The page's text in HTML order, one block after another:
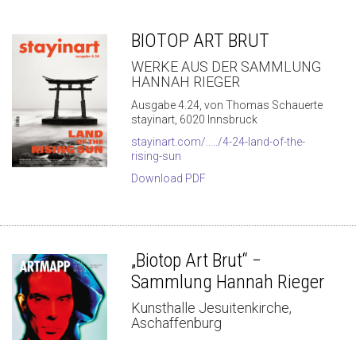
BIOTOP ART BRUT
WERKE AUS DER SAMMLUNG
HANNAH RIEGER
Ausgabe 4.24, von Thomas Schauerte
stayinart, 6020 Innsbruck
stayinart.com/...../4-24-land-of-the-
rising-sun
Download PDF
„Biotop Art Brut“ −
Sammlung Hannah Rieger
Kunsthalle Jesuitenkirche,
Aschaffenburg